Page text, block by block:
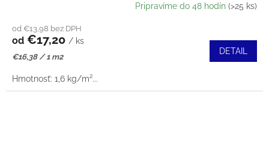
Pripravíme do 48 hodín (>25 ks)
od €13,98 bez DPH
od €17,20 / ks
Jednotková
€16,38 / 1 m2
DETAIL
Hmotnosť: 1,6 kg/m²...